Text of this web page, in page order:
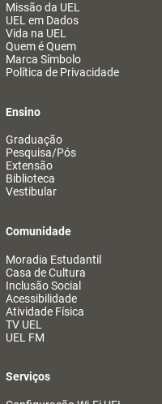
Missão da UEL
UEL em Dados
Vida na UEL
Quem é Quem
Marca Símbolo
Política de Privacidade
Ensino
Graduação
Pesquisa/Pós
Extensão
Biblioteca
Vestibular
Comunidade
Moradia Estudantil
Casa de Cultura
Inclusão Social
Acessibilidade
Atividade Física
TV UEL
UEL FM
Serviços